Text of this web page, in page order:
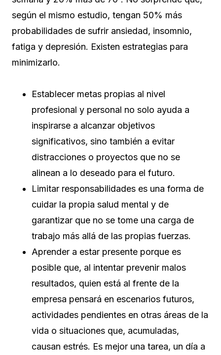
según el mismo estudio, tengan 50% más
probabilidades de sufrir ansiedad, insomnio,
fatiga y depresión. Existen estrategias para
minimizarlo.
Establecer metas propias al nivel
profesional y personal no solo ayuda a
inspirarse a alcanzar objetivos
significativos, sino también a evitar
distracciones o proyectos que no se
alinean a lo deseado para el futuro.
Limitar responsabilidades es una forma de
cuidar la propia salud mental y de
garantizar que no se tome una carga de
trabajo más allá de las propias fuerzas.
Aprender a estar presente porque es
posible que, al intentar prevenir malos
resultados, quien está al frente de la
empresa pensará en escenarios futuros,
actividades pendientes en otras áreas de la
vida o situaciones que, acumuladas,
causan estrés. Es mejor una tarea, un día a